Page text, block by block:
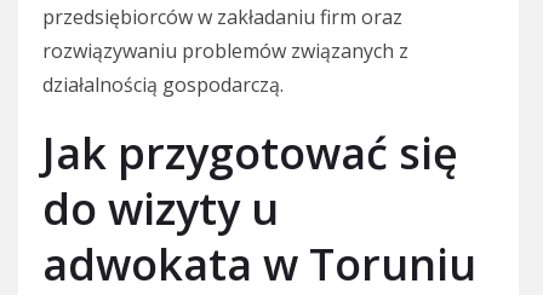
przedsiębiorców w zakładaniu firm oraz
rozwiązywaniu problemów związanych z
działalnością gospodarczą.
Jak przygotować się
do wizyty u
adwokata w Toruniu